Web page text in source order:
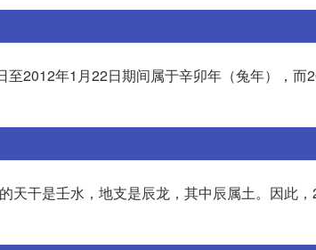
2012年1月22日期间属于辛卯年（兔年），而
天干是壬水，地支是辰龙，其中辰属土。因此